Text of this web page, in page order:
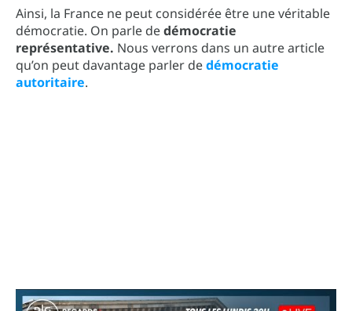
Ainsi, la France ne peut considérée être une véritable
démocratie. On parle dedémocratie
représentative. Nous verrons dans un autre article
qu’on peut davantage parler dedémocratie
autoritaire.